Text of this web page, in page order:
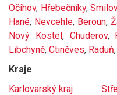
Očihov, Hřebečníky,
Hané, Nevcehle, Beroun,
Nový Kostel, Chuderov,
Libchyně, Ctiněves, Raduň,
Kraje
Karlovarský kraj